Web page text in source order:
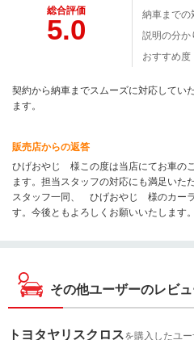
総合評価
5.0
納車までの
説明の分か
おすすめ度
契約から納車までスムーズに対応してい
ます。
販売店からの返答
ひげおやじ 様この度は当店にてお車の
ます。担当スタッフの対応にも満足いた
スタッフ一同、 ひげおやじ 様のカー
す。今後ともよろしくお願いいたします。
その他ユーザーのレビ
トヨタヤリスクロスを購入したユー